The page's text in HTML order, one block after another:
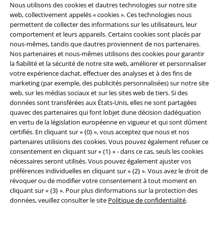
Nous utilisons des cookies et dautres technologies sur notre site
web, collectivement appelés « cookies ». Ces technologies nous
permettent de collecter des informations sur les utilisateurs, leur
comportement et leurs appareils. Certains cookies sont placés par
nous-mêmes, tandis que dautres proviennent de nos partenaires.
Nos partenaires et nous-mêmes utilisons des cookies pour garantir
la fiabilité et la sécurité de notre site web, améliorer et personnaliser
votre expérience dachat, effectuer des analyses et à des fins de
marketing (par exemple, des publicités personnalisées) sur notre site
web, sur les médias sociaux et sur les sites web de tiers. Si des
données sont transférées aux États-Unis, elles ne sont partagées
quavec des partenaires qui font lobjet dune décision dadéquation
en vertu de la législation européenne en vigueur et qui sont dûment
certifiés. En cliquant sur « {0} », vous acceptez que nous et nos
partenaires utilisions des cookies. Vous pouvez également refuser ce
consentement en cliquant sur « {1} » - dans ce cas, seuls les cookies
nécessaires seront utilisés. Vous pouvez également ajuster vos
préférences individuelles en cliquant sur « {2} ». Vous avez le droit de
révoquer ou de modifier votre consentement à tout moment en
cliquant sur « {3} ». Pour plus dinformations sur la protection des
données, veuillez consulter le site Politique de confidentialité.
Légal
Conditions générales
Éditeur
Clauses de confidentialité
Élimination des déchets et protection de l'environnement
Déclaration de Conformité
Informations sur l'accessibilité
Paramètres des Cookies
Période de rétractation
Tous nos prix sont T.T.C. Cependant, ils ne comprennent pas